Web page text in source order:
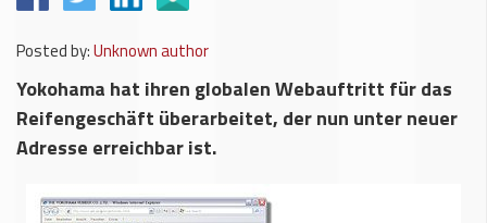
Posted by:Unknown author
Yokohama hat ihren globalen Webauftritt für das
Reifengeschäft überarbeitet, der nun unter neuer
Adresse erreichbar ist.